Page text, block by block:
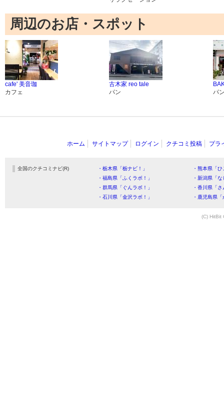
周辺のお店・スポット
cafe' 美音珈
カフェ
古木家 reo tale
パン
パ
ホーム サイトマップ ログイン クチコミ投稿 プラ
全国のクチコミナビ(R) ・栃木県「栃ナビ！」
・熊本県「
・福島県「ふくラボ！」
・新潟県「
・群馬県「ぐんラボ！」
・香川県「
・石川県「金沢ラボ！」
・鹿児島県
(C) HitBit